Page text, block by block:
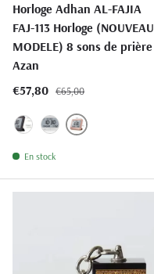
Horloge Adhan AL-FAJIA
FAJ-113 Horloge (NOUVEAU
MODELE) 8 sons de prière
Azan
Prix soldé
€57,80 Prix habituel
€65,00
NOIR.01BLANC.25GOLD.77
En stock